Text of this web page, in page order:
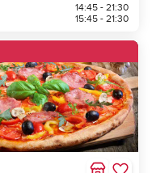
14:45 - 21:30
15:45 - 21:30